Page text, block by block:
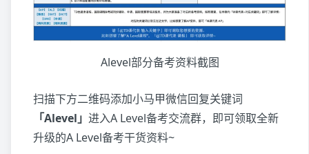
Alevel部分备考资料截图
扫描下方二维码添加小马甲微信回复关键词
「Alevel」 进入A Level备考交流群，即可领取全新
升级的A Level备考干货资料~